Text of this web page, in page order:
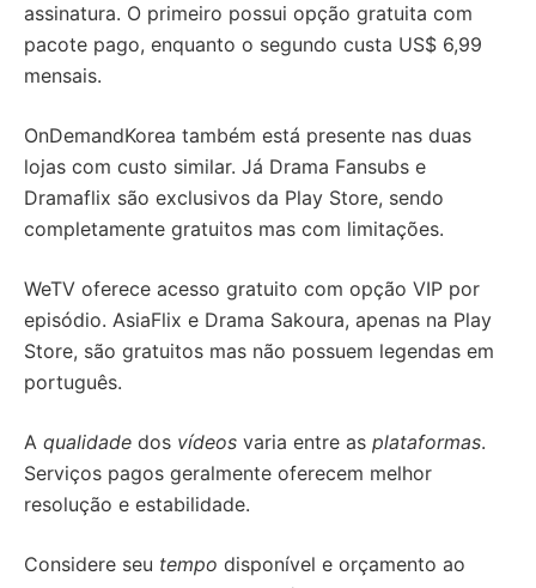
assinatura. O primeiro possui opção gratuita com
pacote pago, enquanto o segundo custa US$ 6,99
mensais.
OnDemandKorea também está presente nas duas
lojas com custo similar. Já Drama Fansubs e
Dramaflix são exclusivos da Play Store, sendo
completamente gratuitos mas com limitações.
WeTV oferece acesso gratuito com opção VIP por
episódio. AsiaFlix e Drama Sakoura, apenas na Play
Store, são gratuitos mas não possuem legendas em
português.
A qualidade dos vídeos varia entre as plataformas.
Serviços pagos geralmente oferecem melhor
resolução e estabilidade.
Considere seu tempo disponível e orçamento ao